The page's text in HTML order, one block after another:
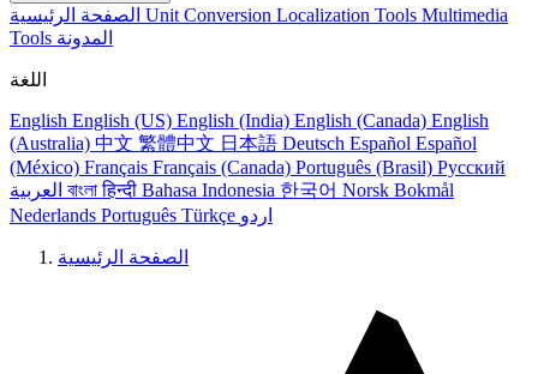
Unit Conversion Localization Tools Multimedia
Tools المدونة
اللغة
English English (US) English (India) English (Canada) English
(Australia) 中文 繁體中文 日本語 Deutsch Español Español
(México) Français Français (Canada) Português (Brasil) Русский
বাংলাहिन्दी Bahasa Indonesia 한국어 Norsk Bokmål
Nederlands Português Türkçe اردو
الصفحة الرئيسية